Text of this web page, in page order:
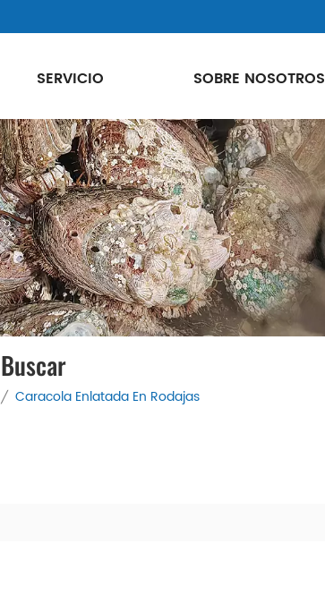
SERVICIO SOBRE NOSOTROS
Buscar
/ Caracola Enlatada En Rodajas